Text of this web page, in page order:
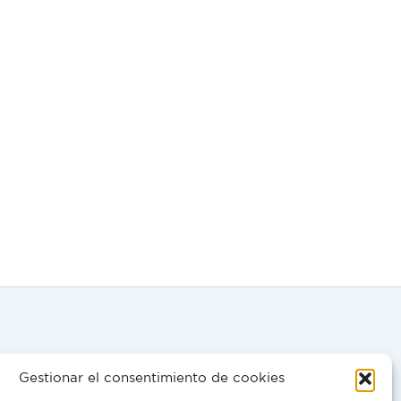
Gestionar el consentimiento de cookies